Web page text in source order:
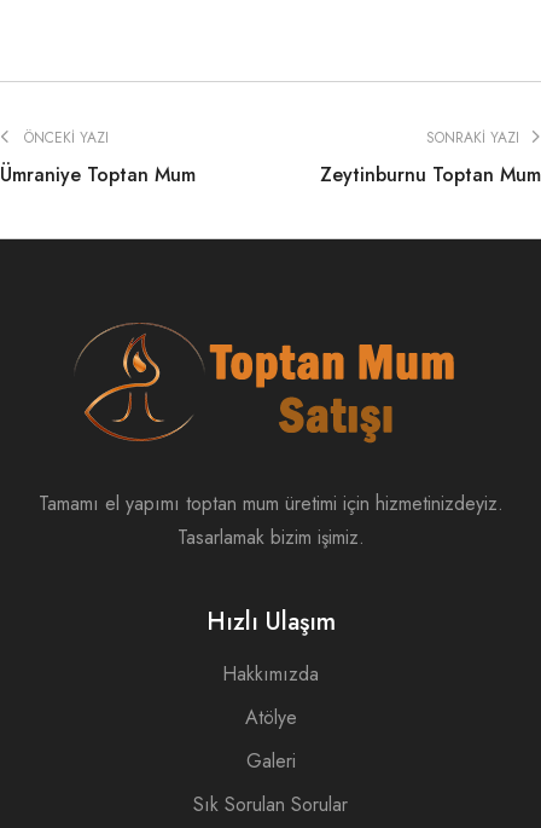
ÖNCEKI YAZI
Ümraniye Toptan Mum
SONRAKI YAZI
Zeytinburnu Toptan Mum
Tamamı el yapımı toptan mum üretimi için hizmetinizdeyiz.
Tasarlamak bizim işimiz.
Hızlı Ulaşım
Hakkımızda
Atölye
Galeri
Sık Sorulan Sorular